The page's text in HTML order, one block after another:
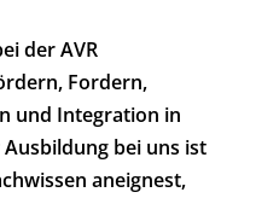
der AVR
Fordern,
und Integration in
bei uns ist
aneignest,